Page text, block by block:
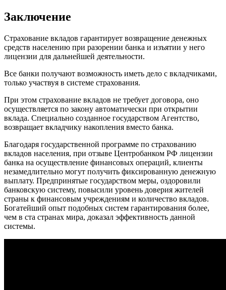
Заключение
Страхование вкладов гарантирует возвращение денежных
средств населению при разорении банка и изъятии у него
лицензии для дальнейшей деятельности.
Все банки получают возможность иметь дело с вкладчиками,
только участвуя в системе страхования.
При этом страхование вкладов не требует договора, оно
осуществляется по закону автоматически при открытии
вклада. Специально созданное государством Агентство,
возвращает вкладчику накопления вместо банка.
Благодаря государственной программе по страхованию
вкладов населения, при отзыве Центробанком РФ лицензии
банка на осуществление финансовых операций, клиенты
незамедлительно могут получить фиксированную денежную
выплату. Предпринятые государством меры, оздоровили
банковскую систему, повысили уровень доверия жителей
страны к финансовым учреждениям и количество вкладов.
Богатейший опыт подобных систем гарантирования более,
чем в ста странах мира, доказал эффективность данной
системы.